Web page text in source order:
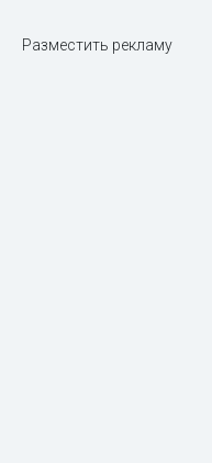
Разместить рекламу